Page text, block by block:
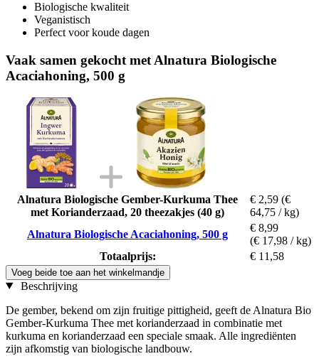
Biologische kwaliteit
Veganistisch
Perfect voor koude dagen
Vaak samen gekocht met Alnatura Biologische
Acaciahoning, 500 g
Alnatura Biologische Gember-Kurkuma Thee
met Korianderzaad, 20 theezakjes (40 g)
€ 2,59 (€
64,75 / kg)
Alnatura Biologische Acaciahoning, 500 g
€ 8,99
(€ 17,98 / kg)
Totaalprijs:
€ 11,58
Voeg beide toe aan het winkelmandje
Beschrijving
De gember, bekend om zijn fruitige pittigheid, geeft de Alnatura Bio
Gember-Kurkuma Thee met korianderzaad in combinatie met
kurkuma en korianderzaad een speciale smaak. Alle ingrediënten
zijn afkomstig van biologische landbouw.